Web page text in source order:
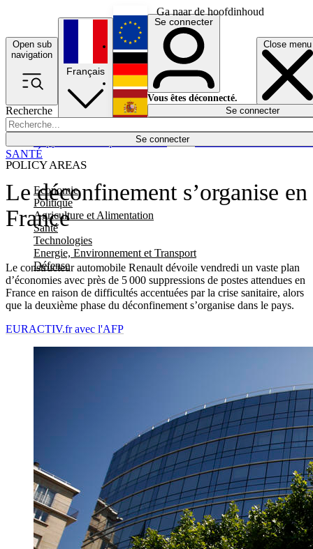
Ga naar de hoofdinhoud
Open sub
navigation
Close menu
Recherche
Se connecter
POLICY AREAS
Economie
Politique
Agriculture et Alimentation
Santé
Technologies
Energie, Environnement et Transport
Défense
Économie
Français
English
Deutsch
Español
Se connecter
Vous êtes déconnecté.
Se connecter
Le déconfinement s’organise en
France
Le constructeur automobile Renault dévoile vendredi un vaste plan
d’économies avec près de 5 000 suppressions de postes attendues en
France en raison de difficultés accentuées par la crise sanitaire, alors
que la deuxième phase du déconfinement s’organise dans le pays.
SANTÉ
EURACTIV.fr avec l'AFP